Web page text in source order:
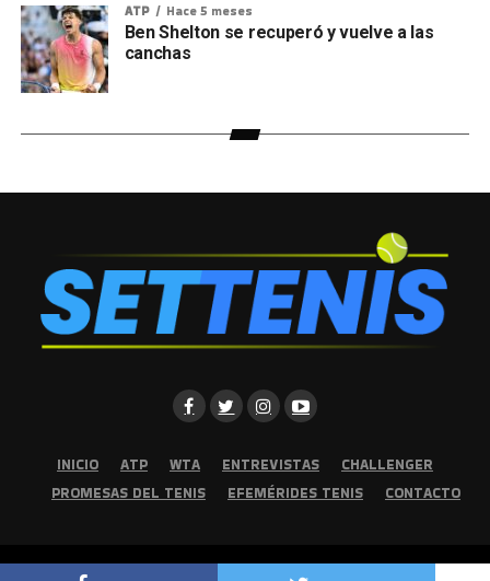
ATP Hace 5 meses
Ben Shelton se recuperó y vuelve a las
canchas
INICIO ATP WTA ENTREVISTAS
CHALLENGER
PROMESAS DEL TENIS
EFEMÉRIDES TENIS CONTACTO
Copyright © 2026 | Set Tenis | Todos los derechos reservados